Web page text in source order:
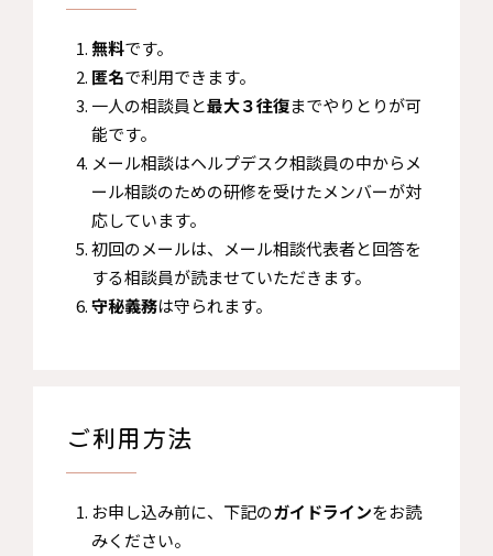
無料です。
匿名で利用できます。
一人の相談員と最大３往復までやりとりが可
能です。
メール相談はヘルプデスク相談員の中からメ
ール相談のための研修を受けたメンバーが対
応しています。
​初回のメールは、メール相談代表者と回答を
する相談員が読ませていただきます。
守秘義務は守られます。
ご利用方法
お申し込み前に、下記のガイドラインをお読
みください。